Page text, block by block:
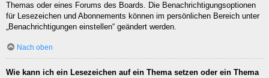
Themas oder eines Forums des Boards. Die Benachrichtigungsoptionen
für Lesezeichen und Abonnements können im persönlichen Bereich unter
„Benachrichtigungen einstellen“ geändert werden.
Nach oben
Wie kann ich ein Lesezeichen auf ein Thema setzen oder ein Thema